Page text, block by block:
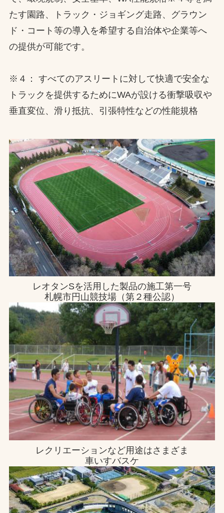
たす園路、トラック・ジョギング走路、グラウン
ド・コート等の導入を希望する自治体や企業等へ
の提供が可能です。
※４： すべてのアスリートに対して快適で安全な
トラックを提供するためにWAが設ける衝撃吸収や
垂直変位、滑り抵抗、引張特性などの性能規格
レオタンSを活用した製品の施工第一号
札幌市円山競技場（第２種公認）
レクリエーションなど用途はさまざま
車いすバスケ